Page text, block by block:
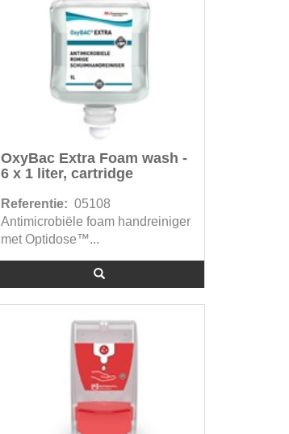
OxyBac Extra Foam wash -
6 x 1 liter, cartridge
Referentie: 05108
Antimicrobiële foam handreiniger
met Optidose™...